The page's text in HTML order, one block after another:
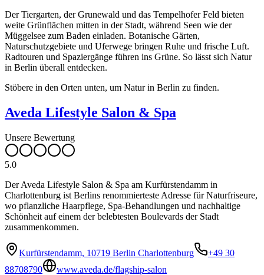
Der Tiergarten, der Grunewald und das Tempelhofer Feld bieten
weite Grünflächen mitten in der Stadt, während Seen wie der
Müggelsee zum Baden einladen. Botanische Gärten,
Naturschutzgebiete und Uferwege bringen Ruhe und frische Luft.
Radtouren und Spaziergänge führen ins Grüne. So lässt sich Natur
in Berlin überall entdecken.
Stöbere in den Orten unten, um Natur in Berlin zu finden.
Aveda Lifestyle Salon & Spa
Unsere Bewertung
5.0
Der Aveda Lifestyle Salon & Spa am Kurfürstendamm in
Charlottenburg ist Berlins renommierteste Adresse für Naturfriseure,
wo pflanzliche Haarpflege, Spa-Behandlungen und nachhaltige
Schönheit auf einem der belebtesten Boulevards der Stadt
zusammenkommen.
Kurfürstendamm, 10719 Berlin Charlottenburg
+49 30
88708790
www.aveda.de/flagship-salon